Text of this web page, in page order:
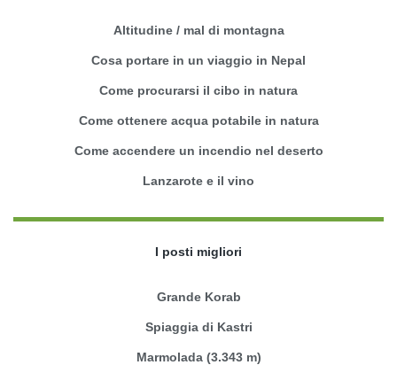
Altitudine / mal di montagna
Cosa portare in un viaggio in Nepal
Come procurarsi il cibo in natura
Come ottenere acqua potabile in natura
Come accendere un incendio nel deserto
Lanzarote e il vino
I posti migliori
Grande Korab
Spiaggia di Kastri
Marmolada (3.343 m)